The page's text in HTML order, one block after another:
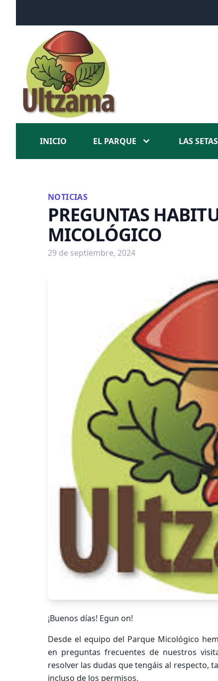
INICIO EL PARQUE LAS SETAS
NOTICIAS
PREGUNTAS
MICOLÓGICO
29 de septiembre, 2024
¡Buenos días! Egun on!
Desde el equipo del Parque Micológico
en preguntas frecuentes de nuestros
resolver las dudas que tengáis al respecto,
incluso de los permisos.